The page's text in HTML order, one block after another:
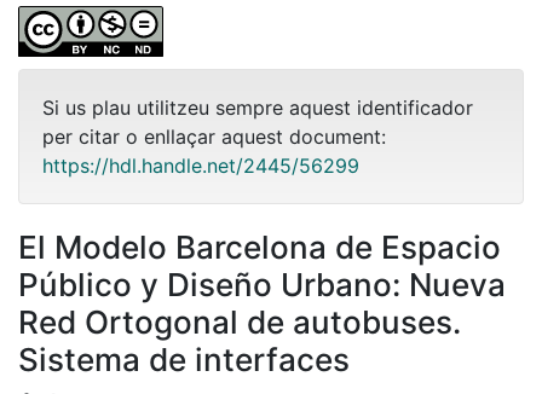
Si us plau utilitzeu sempre aquest identificador
per citar o enllaçar aquest document:
https://hdl.handle.net/2445/56299
El Modelo Barcelona de Espacio
Público y Diseño Urbano: Nueva
Red Ortogonal de autobuses.
Sistema de interfaces